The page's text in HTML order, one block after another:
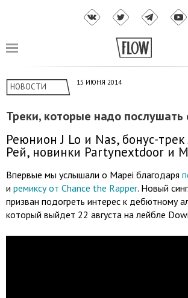
НОВОСТИ 15 ИЮНЯ 2014
Треки, которые надо послушать
Реюнион J Lo и Nas, бонус-
Рей, новинки Partynextdoor и
Впервые мы услышали о Mapei благодаря
и ремиксу от Chance the Rapper. Новый
призван подогреть интерес к дебютному
который выйдет 22 августа на лейбле